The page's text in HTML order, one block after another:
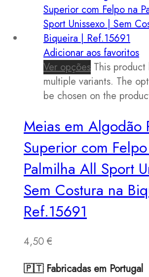
Adicionar aos favoritos
Ver opções This product
multiple variants. The
be chosen on the
Meias em Algodão
Superior com
Palmilha All Sport
Sem Costura na
Ref.15691
4,50 €
🇵🇹 Fabricadas em Portugal